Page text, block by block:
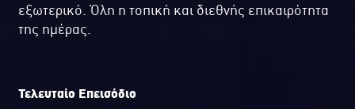
εξωτερικό. Όλη η τοπική και διεθνής επικαιρότητα
της ημέρας.
Τελευταίο Επεισόδιο